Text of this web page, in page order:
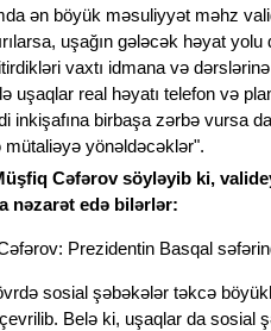
ən böyük məsuliyyət məhz
uşağın gələcək həyat
vaxtı idmana və
uşaqlar real həyatı telefon və
inkişafına birbaşa zərbə vursa
mütaliəyə yönəldəcəklər".
Cəfərov söyləyib ki,
nəzarət edə bilərlər:
sosial şəbəkələr təkcə
Belə ki, uşaqlar da sosial